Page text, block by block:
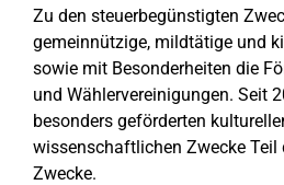
Zu den steuerbegünstigten
gemeinnützige, mildtätige und
sowie mit Besonderheiten die
und Wählervereinigungen. Seit
besonders geförderten
wissenschaftlichen Zwecke Teil
Zwecke.